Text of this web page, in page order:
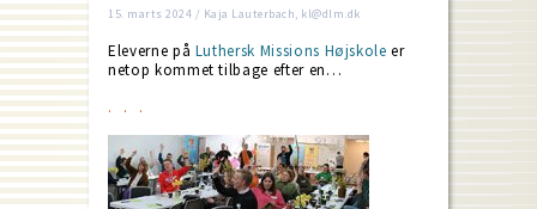
15. marts 2024 / Kaja Lauterbach, kl@dlm.dk
Eleverne på Luthersk Missions Højskole er
netop kommet tilbage efter en…